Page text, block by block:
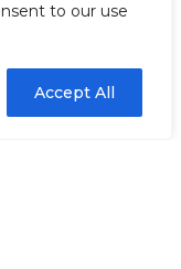
to our use
Accept All